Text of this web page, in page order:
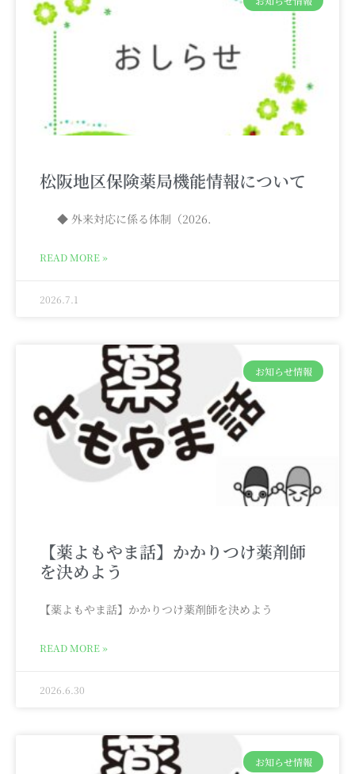
松阪地区保険薬局機能情報について
◆ 外来対応に係る体制（2026.
READ MORE »
2026.7.1
お知らせ情報
【薬よもやま話】かかりつけ薬剤師
を決めよう
【薬よもやま話】かかりつけ薬剤師を決めよう
READ MORE »
2026.6.30
お知らせ情報